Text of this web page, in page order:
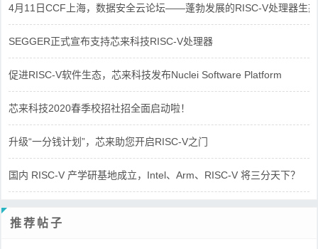
4月11日CCF上海，数据安全云论坛——蓬勃发展的RISC-V处理器生态
SEGGER正式宣布支持芯来科技RISC-V处理器
促进RISC-V软件生态，芯来科技发布Nuclei Software Platform
芯来科技2020春季校招社招全面启动啦！
升级“一分钱计划”，芯来助您开启RISC-V之门
国内 RISC-V 产学研基地成立，Intel、Arm、RISC-V 将三分天下？
推荐帖子